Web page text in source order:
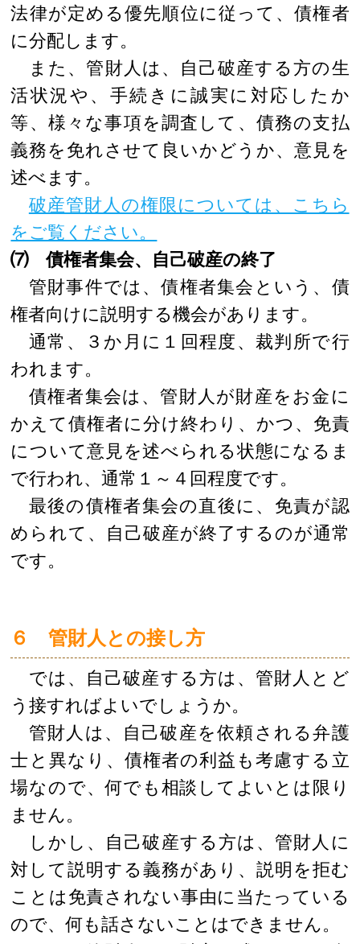
法律が定める優先順位に従って、債権者
に分配します。
また、管財人は、自己破産する方の生
活状況や、手続きに誠実に対応したか
等、様々な事項を調査して、債務の支払
義務を免れさせて良いかどうか、意見を
述べます。
破産管財人の権限については、こちら
をご覧ください。
⑺ 債権者集会、自己破産の終了
管財事件では、債権者集会という、債
権者向けに説明する機会があります。
通常、３か月に１回程度、裁判所で行
われます。
債権者集会は、管財人が財産をお金に
かえて債権者に分け終わり、かつ、免責
について意見を述べられる状態になるま
で行われ、通常１～４回程度です。
最後の債権者集会の直後に、免責が認
められて、自己破産が終了するのが通常
です。
６ 管財人との接し方
では、自己破産する方は、管財人とど
う接すればよいでしょうか。
管財人は、自己破産を依頼される弁護
士と異なり、債権者の利益も考慮する立
場なので、何でも相談してよいとは限り
ません。
しかし、自己破産する方は、管財人に
対して説明する義務があり、説明を拒む
ことは免責されない事由に当たっている
ので、何も話さないことはできません。